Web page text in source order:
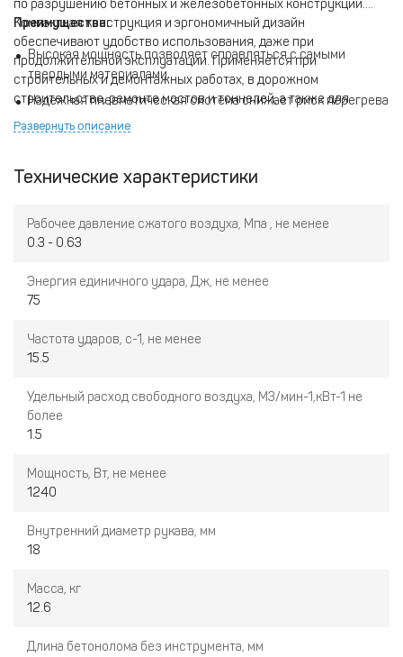
по разрушению бетонных и железобетонных конструкций.
Компактная конструкция и эргономичный дизайн
обеспечивают удобство использования, даже при
продолжительной эксплуатации. Применяется при
строительных и демонтажных работах, в дорожном
строительстве, ремонте мостов и тоннелей, а также для
задач, требующих высокой производительности в сложных
Преимущества:
Высокая мощность позволяет справляться с самыми
твердыми материалами.
Надежная пневматическая система снижает риск перегрева
и увеличивает срок службы.
Универсальность применения в различных климатических
Развернуть описание
Технические характеристики
Рабочее давление сжатого воздуха, Мпа , не менее
0.3 - 0.63
Энергия единичного удара, Дж, не менее
75
Частота ударов, с-1, не менее
15.5
Удельный расход свободного воздуха, М3/мин-1,кВт-1 не
более
1.5
Мощность, Вт, не менее
1240
Внутренний диаметр рукава, мм
18
Масса, кг
12.6
Длина бетонолома без инструмента, мм